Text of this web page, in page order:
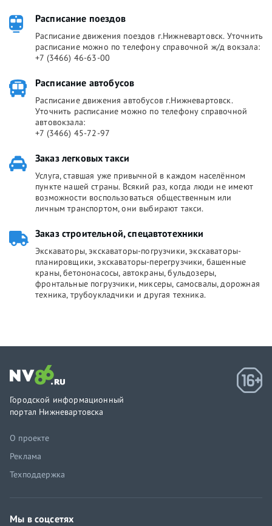
Расписание поездов
Расписание движения поездов г.Нижневартовск. Уточнить
расписание можно по телефону справочной ж/д вокзала:
+7 (3466) 46-63-00
Расписание автобусов
Расписание движения автобусов г.Нижневартовск.
Уточнить расписание можно по телефону справочной
автовокзала:
+7 (3466) 45-72-97
Заказ легковых такси
Услуга, ставшая уже привычной в каждом населённом
пункте нашей страны. Всякий раз, когда люди не имеют
возможности воспользоваться общественным или
личным транспортом, они выбирают такси.
Заказ строительной, спецавтотехники
Экскаваторы, экскаваторы-погрузчики, экскаваторы-
планировщики, экскаваторы-перегрузчики, башенные
краны, бетононасосы, автокраны, бульдозеры,
фронтальные погрузчики, миксеры, самосвалы, дорожная
техника, трубоукладчики и другая техника.
Городской информационный
портал Нижневартовска
О проекте
Реклама
Техподдержка
Мы в соцсетях